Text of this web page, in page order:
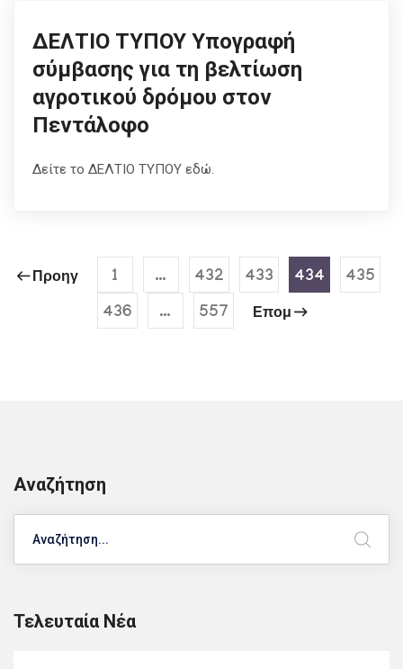
ΔΕΛΤΙΟ ΤΥΠΟΥ Υπογραφή
σύμβασης για τη βελτίωση
αγροτικού δρόμου στον
Πεντάλοφο
Δείτε το ΔΕΛΤΙΟ ΤΥΠΟΥ εδώ.
Προηγ 1 … 432 433 434
435
436
… 557 Επομ
Αναζήτηση
Τελευταία Νέα